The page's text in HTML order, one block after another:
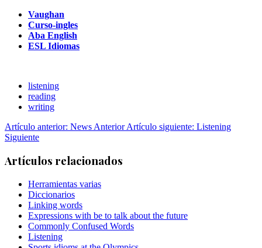
Vaughan
Curso-ingles
Aba English
ESL Idiomas
listening
reading
writing
Artículo anterior: News Anterior Artículo siguiente: Listening
Siguiente
Artículos relacionados
Herramientas varias
Diccionarios
Linking words
Expressions with be to talk about the future
Commonly Confused Words
Listening